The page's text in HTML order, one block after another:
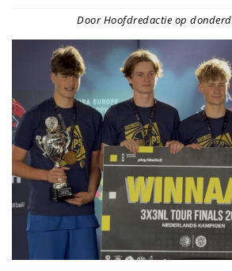
Door Hoofdredactie op